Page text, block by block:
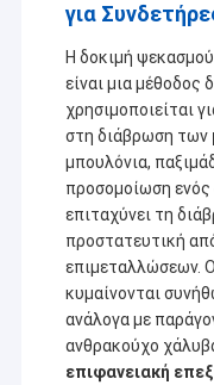
για
Η δοκιμή
είναι μια μέθοδος
χρησιμοποιείται
στη διάβρωση των
μπουλόνια,
προσομοίωση
επιταχύνει τη
προστατευτική
επιμεταλλώσεων.
κυμαίνονται
ανάλογα με
ανθρακούχο
επιφανειακή